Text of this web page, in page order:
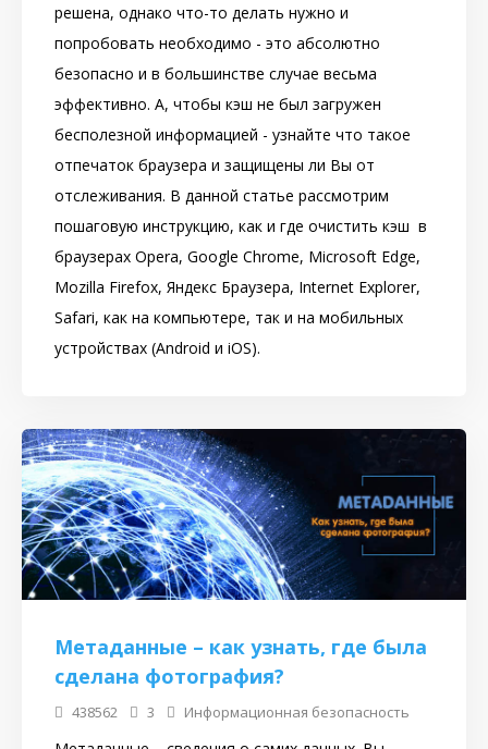
решена, однако что-то делать нужно и
попробовать необходимо - это абсолютно
безопасно и в большинстве случае весьма
эффективно. А, чтобы кэш не был загружен
бесполезной информацией - узнайте что такое
отпечаток браузера и защищены ли Вы от
отслеживания. В данной статье рассмотрим
пошаговую инструкцию, как и где очистить кэш в
браузерах Opera, Google Chrome, Microsoft Edge,
Mozilla Firefox, Яндекс Браузера, Internet Explorer,
Safari, как на компьютере, так и на мобильных
устройствах (Android и iOS).
Метаданные – как узнать, где была
сделана фотография?
438562 3 Информационная безопасность